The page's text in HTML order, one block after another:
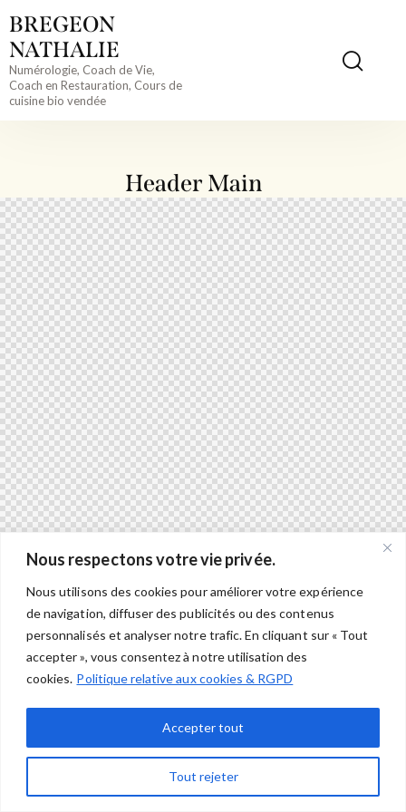
Nous respectons votre vie privée.
Nous utilisons des cookies pour améliorer votre expérience
de navigation, diffuser des publicités ou des contenus
personnalisés et analyser notre trafic. En cliquant sur « Tout
accepter », vous consentez à notre utilisation des
cookies. Politique relative aux cookies & RGPD
Tout rejeter
Accepter tout
BREGEON
NATHALIE
Numérologie, Coach de Vie,
Coach en Restauration, Cours de
cuisine bio vendée
Header Main